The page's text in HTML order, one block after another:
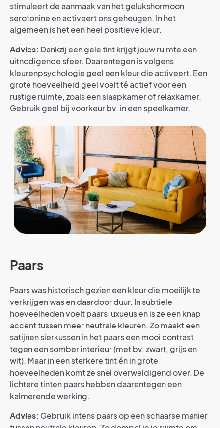
stimuleert de aanmaak van het gelukshormoon
serotonine en activeert ons geheugen. In het
algemeen is het een heel positieve kleur.
Advies: Dankzij een gele tint krijgt jouw ruimte een
uitnodigende sfeer. Daarentegen is volgens
kleurenpsychologie geel een kleur die activeert. Een
grote hoeveelheid geel voelt té actief voor een
rustige ruimte, zoals een slaapkamer of relaxkamer.
Gebruik geel bij voorkeur bv. in een speelkamer.
Paars
Paars was historisch gezien een kleur die moeilijk te
verkrijgen was en daardoor duur. In subtiele
hoeveelheden voelt paars luxueus en is ze een knap
accent tussen meer neutrale kleuren. Zo maakt een
satijnen sierkussen in het paars een mooi contrast
tegen een somber interieur (met bv. zwart, grijs en
wit). Maar in een sterkere tint én in grote
hoeveelheden komt ze snel overweldigend over. De
lichtere tinten paars hebben daarentegen een
kalmerende werking.
Advies: Gebruik intens paars op een schaarse manier